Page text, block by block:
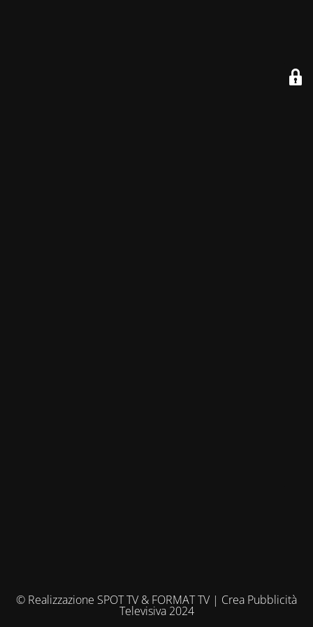
© Realizzazione SPOT TV & FORMAT TV | Crea Pubblicità
Televisiva 2024